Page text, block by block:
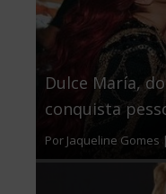
Dulce María,
conquista
Por Jaqueline Gomes |